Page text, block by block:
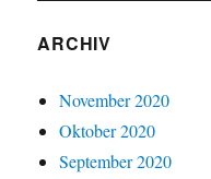
ARCHIV
November 2020
Oktober 2020
September 2020